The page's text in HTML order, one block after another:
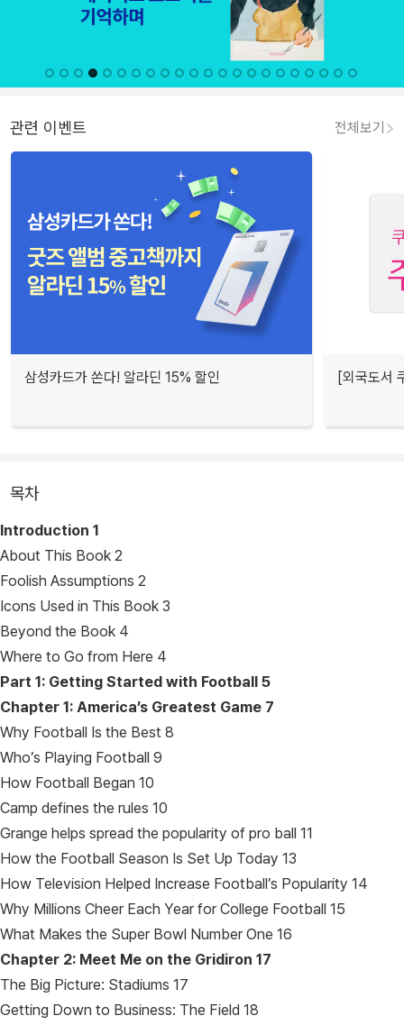
관련 이벤트 전체보기
삼성카드가 쏜다! 알라딘 15% 할인 [외국도서
목차
Introduction 1
About This Book 2
Foolish Assumptions 2
Icons Used in This Book 3
Beyond the Book 4
Where to Go from Here 4
Part 1: Getting Started with Football 5
Chapter 1: America’s Greatest Game 7
Why Football Is the Best 8
Who’s Playing Football 9
How Football Began 10
Camp defines the rules 10
Grange helps spread the popularity of pro ball 11
How the Football Season Is Set Up Today 13
How Television Helped Increase Football’s Popularity 14
Why Millions Cheer Each Year for College Football 15
What Makes the Super Bowl Number One 16
Chapter 2: Meet Me on the Gridiron 17
The Big Picture: Stadiums 17
Getting Down to Business: The Field 18